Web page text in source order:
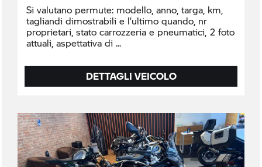
Si valutano permute: modello, anno, targa, km,
tagliandi dimostrabili e l’ultimo quando, nr
proprietari, stato carrozzeria e pneumatici, 2 foto
attuali, aspettativa di
DETTAGLI VEICOLO